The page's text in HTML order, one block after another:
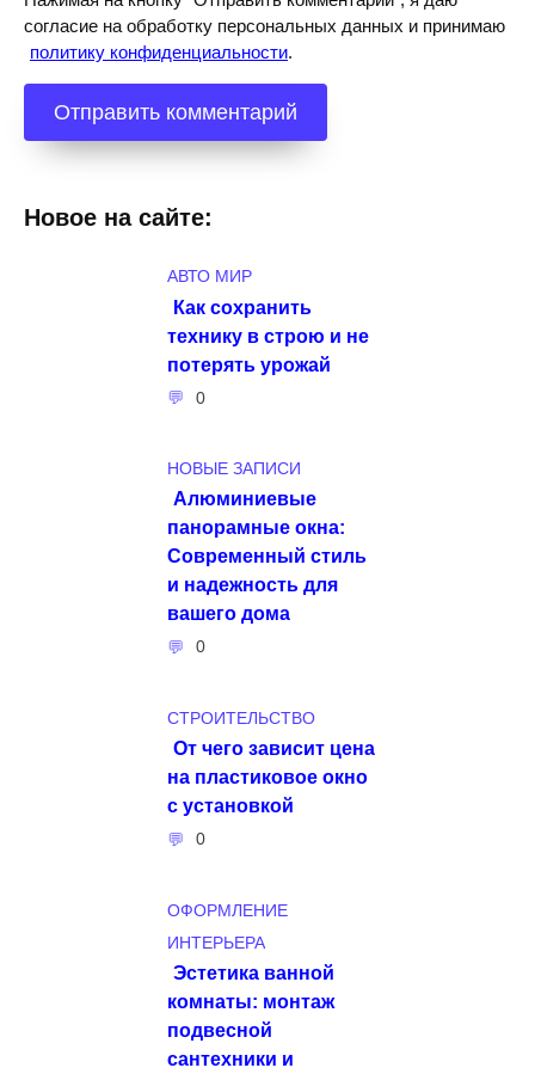
согласие на обработку персональных данных и принимаю
политику конфиденциальности.
Новое на сайте:
АВТО МИР
Как сохранить
технику в строю и не
потерять урожай
0
НОВЫЕ ЗАПИСИ
Алюминиевые
панорамные окна:
Современный стиль
и надежность для
вашего дома
0
СТРОИТЕЛЬСТВО
От чего зависит цена
на пластиковое окно
с установкой
0
ОФОРМЛЕНИЕ
ИНТЕРЬЕРА
Эстетика ванной
комнаты: монтаж
подвесной
сантехники и